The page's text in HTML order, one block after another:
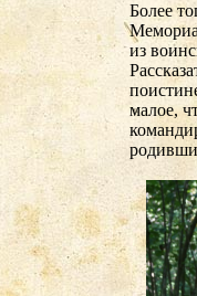
Более
из
малое,